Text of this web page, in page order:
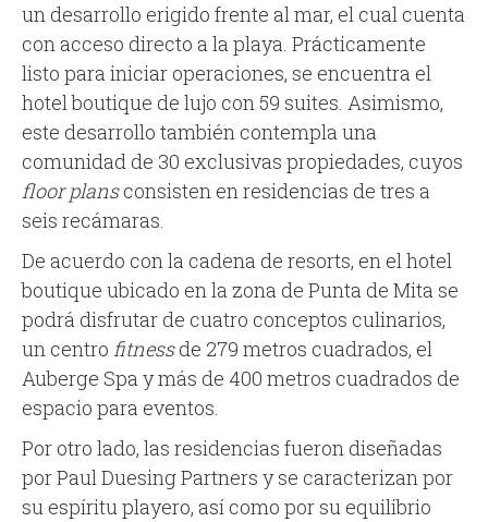
un desarrollo erigido frente al mar, el cual cuenta
con acceso directo a la playa. Prácticamente
listo para iniciar operaciones, se encuentra el
hotel boutique de lujo con 59 suites. Asimismo,
este desarrollo también contempla una
comunidad de 30 exclusivas propiedades, cuyos
floor plansconsisten en residencias de tres a
seis recámaras.
De acuerdo con la cadena de resorts, en el hotel
boutique ubicado en la zona de Punta de Mita se
podrá disfrutar de cuatro conceptos culinarios,
un centro fitnessde 279 metros cuadrados, el
Auberge Spa y más de 400 metros cuadrados de
espacio para eventos.
Por otro lado, las residencias fueron diseñadas
por Paul Duesing Partners y se caracterizan por
su espíritu playero, así como por su equilibrio